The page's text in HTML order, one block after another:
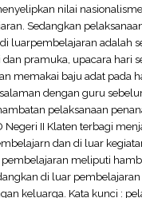
nilai
Sedangkan
luarpembelajaran adalah
pramuka, upacara hari
memakai baju adat pada
dengan guru
pelaksanaan
Negeri II Klaten terbagi
dan di luar
meliputi
di luar
keluarga. Kata kunci :